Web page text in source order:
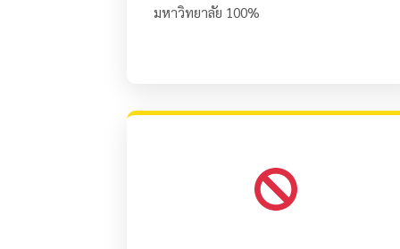
Copyright ©
มหาวิทยาลัย 100%